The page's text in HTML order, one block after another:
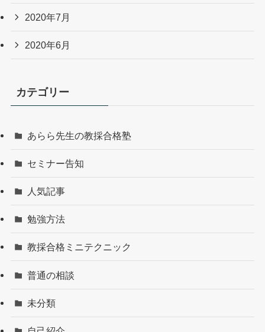
2020年7月
2020年6月
カテゴリー
あらら先生の教採合格塾
セミナー告知
人気記事
勉強方法
教採合格ミニテクニック
普通の相談
未分類